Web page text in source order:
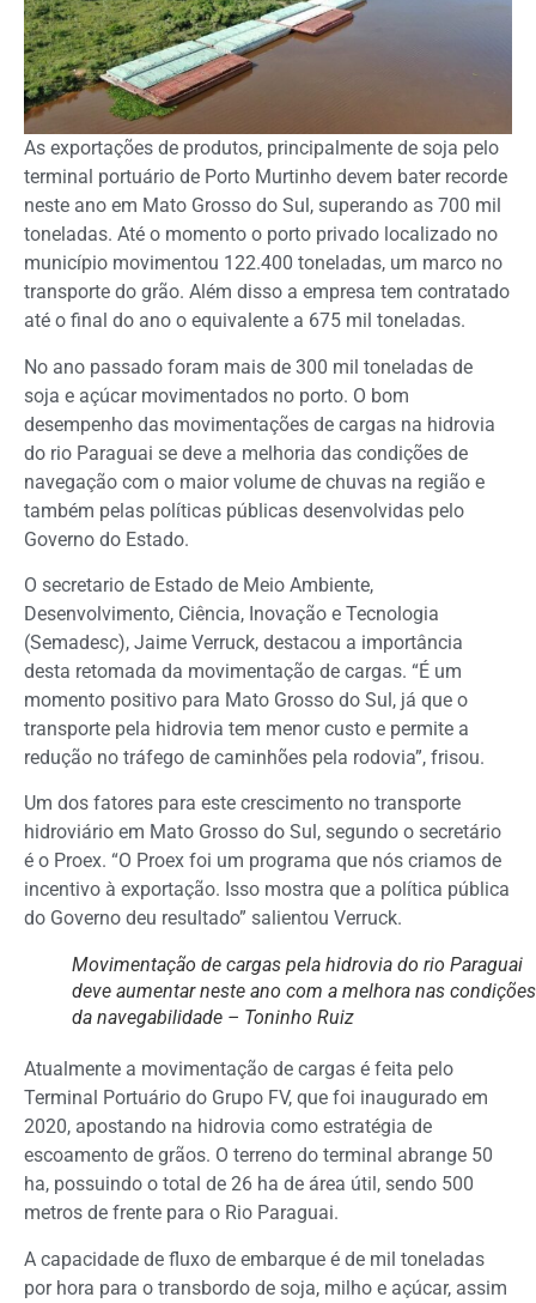
As exportações de produtos, principalmente de soja pelo
terminal portuário de Porto Murtinho devem bater recorde
neste ano em Mato Grosso do Sul, superando as 700 mil
toneladas. Até o momento o porto privado localizado no
município movimentou 122.400 toneladas, um marco no
transporte do grão. Além disso a empresa tem contratado
até o final do ano o equivalente a 675 mil toneladas.
No ano passado foram mais de 300 mil toneladas de
soja e açúcar movimentados no porto. O bom
desempenho das movimentações de cargas na hidrovia
do rio Paraguai se deve a melhoria das condições de
navegação com o maior volume de chuvas na região e
também pelas políticas públicas desenvolvidas pelo
Governo do Estado.
O secretario de Estado de Meio Ambiente,
Desenvolvimento, Ciência, Inovação e Tecnologia
(Semadesc), Jaime Verruck, destacou a importância
desta retomada da movimentação de cargas. “É um
momento positivo para Mato Grosso do Sul, já que o
transporte pela hidrovia tem menor custo e permite a
redução no tráfego de caminhões pela rodovia”, frisou.
Um dos fatores para este crescimento no transporte
hidroviário em Mato Grosso do Sul, segundo o secretário
é o Proex. “O Proex foi um programa que nós criamos de
incentivo à exportação. Isso mostra que a política pública
do Governo deu resultado” salientou Verruck.
Movimentação de cargas pela hidrovia do rio Paraguai
deve aumentar neste ano com a melhora nas condições
da navegabilidade – Toninho Ruiz
Atualmente a movimentação de cargas é feita pelo
Terminal Portuário do Grupo FV, que foi inaugurado em
2020, apostando na hidrovia como estratégia de
escoamento de grãos. O terreno do terminal abrange 50
ha, possuindo o total de 26 ha de área útil, sendo 500
metros de frente para o Rio Paraguai.
A capacidade de fluxo de embarque é de mil toneladas
por hora para o transbordo de soja, milho e açúcar, assim